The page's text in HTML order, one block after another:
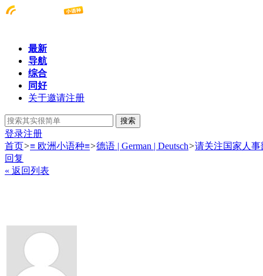
最新
导航
综合
同好
关于邀请注册
搜索
登录注册
首页>≡ 欧洲小语种≡>德语 | German | Deutsch>请关注国家人
回复
« 返回列表